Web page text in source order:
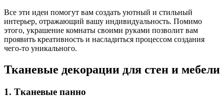
Все эти идеи помогут вам создать уютный и стильный
интерьер, отражающий вашу индивидуальность. Помимо
этого, украшение комнаты своими руками позволит вам
проявить креативность и насладиться процессом создания
чего-то уникального.
Тканевые декорации для стен и мебели
1. Тканевые панно